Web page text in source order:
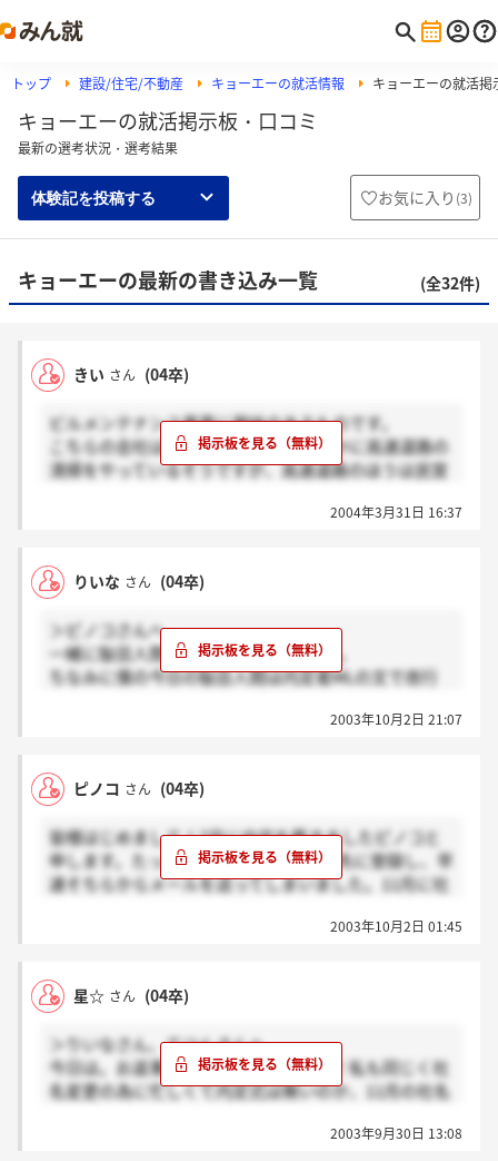
トップ 建設/住宅/不動産 キョーエーの就活情報 キョーエーの就活掲
キョーエーの就活掲示板・口コミ
最新の選考状況・選考結果
体験記を投稿する お気に入り (3)
キョーエーの最新の書き込み一覧 (全32件)
きい さん (04卒)
ビルメンテナンス業界に興味のあるものです。
こちらの会社はビルメンテナンスのほかに高速道路の
清掃をやっているそうですが、高速道路のほうは民営
そこらへんが詳しい人がいたら教えて欲しいです。
2004年3月31日 16:37
りいな さん (04卒)
＞ピノコさんへ
一緒に駄目人間同盟でも作りますか/笑。
ちなみに僕の今日の駄目人間は内定者MLの文で改行
内定者MLが開通しました!本当嬉しいです。
気になることがいっぱいあったんですよね、実言う
他にももキョーエーに内定が決まった人、どんどん来
てください。
一緒に話しましょう！駄目人間同好会も募集中、掲示
2003年10月2日 21:07
ピノコ さん (04卒)
皆様はじめまして！7月に内定を戴きましたピノコと
申します。たった今、内定者MLの方に先に登録し、早
速そちらからメールを送ってしまいました。11月に社
いなさん、私もダメ人間です（笑）どうか皆様よろし
2003年10月2日 01:45
星☆ さん (04卒)
＞りいなさん、てつんさんへ
今日は。お返事が遅くなりすみません！私も同じく社
名変更の為に忙しくて内定式は無いのか、11月の社名
しても、もう少し待ってみないと分からないですね。
2003年9月30日 13:08